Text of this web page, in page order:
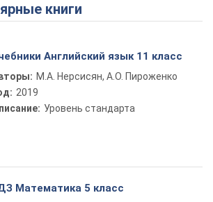
Play Video
книги
Английский язык 11 класс
М.А. Нерсисян, А.О. Пироженко
2019
Уровень стандарта
Математика 5 класс